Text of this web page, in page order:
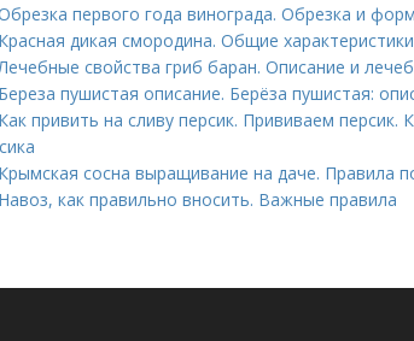
первого года винограда. Обрезка и
Красная дикая смородина. Общие
свойства гриб баран. Описание и
Береза пушистая описание. Берёза пушистая:
Как привить на сливу персик. Прививаем
Крымская сосна выращивание на даче. Правила
Навоз, как правильно вносить. Важные правила